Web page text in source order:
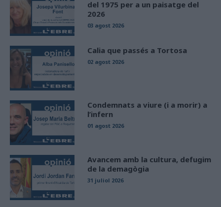
del 1975 per a un paisatge del
2026
03 agost 2026
Calia que passés a Tortosa
02 agost 2026
Condemnats a viure (i a morir) a
l’infern
01 agost 2026
Avancem amb la cultura, defugim
de la demagògia
31 juliol 2026